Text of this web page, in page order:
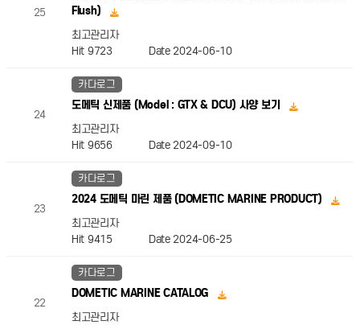
25
Flush)
최고관리자
Hit 9723 Date 2024-06-10
24
카다로그
도메틱 신제품 (Model : GTX & DCU) 사양 보기
최고관리자
Hit 9656 Date 2024-09-10
23
카다로그
2024 도메틱 마린 제품 (DOMETIC MARINE PRODUCT)
최고관리자
Hit 9415 Date 2024-06-25
22
카다로그
DOMETIC MARINE CATALOG
최고관리자